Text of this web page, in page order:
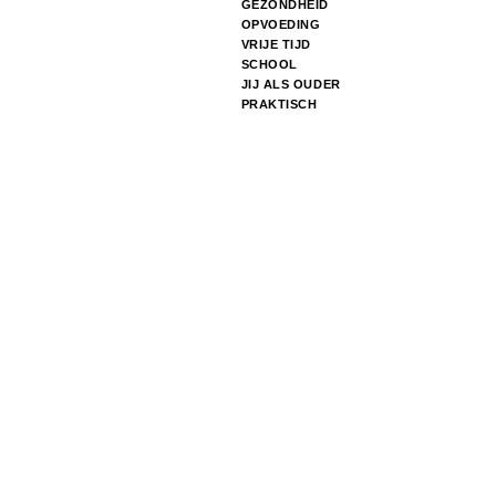
GEZONDHEID
OPVOEDING
VRIJE TIJD
SCHOOL
JIJ ALS OUDER
PRAKTISCH